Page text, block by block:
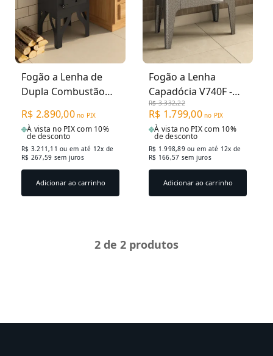
Fogão a Lenha de
Dupla Combustão
F400F Tampo Ferro
Fundido
R$ 2.890,00 no PIX
À vista no PIX com 10%
de desconto
R$ 3.211,11ou em até 12x de
R$ 267,59 sem juros
Adicionar ao carrinho
Fogão a Lenha
Capadócia V740F -
Tampo Ferro
Fundido Saída
Direita
R$ 3.332,22
R$ 1.799,00 no PIX
À vista no PIX com 10%
de desconto
R$ 1.998,89ou em até 12x de
R$ 166,57 sem juros
Adicionar ao carrinho
2 de 2 produtos